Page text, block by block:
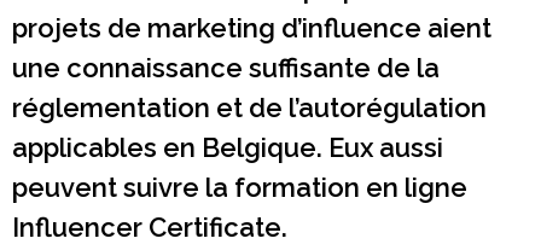
projets de marketing d’influence aient
une connaissance suffisante de la
réglementation et de l’autorégulation
applicables en Belgique. Eux aussi
peuvent suivre la formation en ligne
Influencer Certificate.